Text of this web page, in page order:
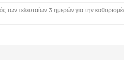
των τελευταίων 3 ημερών για την